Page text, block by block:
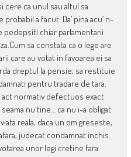
cere ca unul sau altul sa
a facut. Da’ pina acu’ n-
pedepsiti chiar parlamentarii
sa constata ca o lege are
care au votat in favoarea ei sa
dreptul la pensie, sa restituie
pentru tradare de tara.
act normativ defectuos exact
nu tine… ca nu i-a obligat
reala, daca un om greseste,
judecat condamnat inchis.
unor legi cretine fara